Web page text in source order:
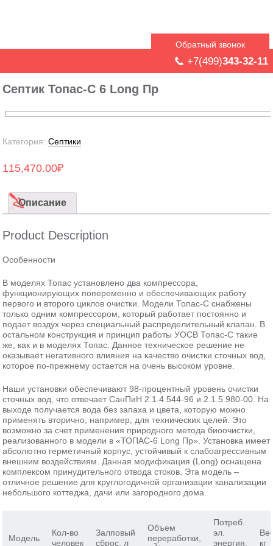
Обратный звонок
+7(499)343-32-11
Септик Топас-С 6 Long Пр
Категория:Септики
115,470.00₽
Описание
Product Description
Особенности
В моделях Топас установлено два компрессора,
функционирующих попеременно и обеспечивающих работу
первого и второго циклов очистки. Модели Топас-С снабжены
только одним компрессором, который работает постоянно и
подает воздух через специальный распределительный клапан. В
остальном конструкция и принцип работы УОСВ Топас-С такие
же, как и в моделях Топас. Данное техническое решение не
оказывает негативного влияния на качество очистки сточных вод,
которое по-прежнему остается на очень высоком уровне.
Наши установки обеспечивают 98-процентный уровень очистки
сточных вод, что отвечает СанПиН 2.1.4.544-96 и 2.1.5.980-00. На
выходе получается вода без запаха и цвета, которую можно
применять вторично, например, для технических целей. Это
возможно за счет применения природного метода биоочистки,
реализованного в модели в «ТОПАС-6 Long Пр». Установка имеет
абсолютно герметичный корпус, устойчивый к слабоагрессивным
внешним воздействиям. Данная модификация (Long) оснащена
комплексом принудительного отвода стоков. Эта модель –
отличное решение для круглогодичной организации канализации
небольшого коттеджа, дачи или загородного дома.
Модель
Кол-во
человек
Залповый
сброс, л
Объем
переработки,
Потреб.
эл.
энергия,
кг